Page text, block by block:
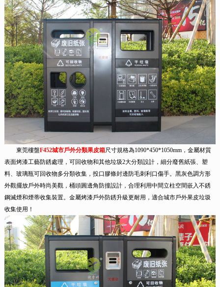
東莞樓盤F452城市戶外分類果皮箱尺寸規格為1090*450*1050mm，金屬材質
表面烤漆工藝防銹處理，可回收物和其他垃圾2大分類設計，細分廢舊紙張、塑
料、玻璃瓶可回收物多分類收集，投口膠條封邊防毛刺利口傷手。黑灰色調方形
外觀擺放戶外時尚美觀，桶頭圓邊角防撞設計，合理利用中間立柱空間嵌入不銹
鋼滅煙和煙蒂收集裝置。金屬烤漆戶外防銹升級更耐用，適合城市戶外果皮垃圾
收集使用！